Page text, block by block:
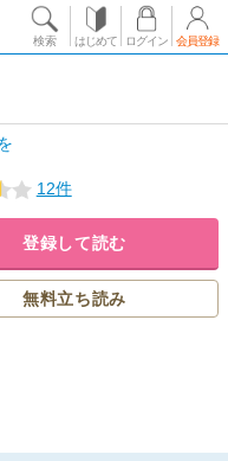
検索 はじめて ログイン 会員登録
12件
登録して読む
無料立ち読み